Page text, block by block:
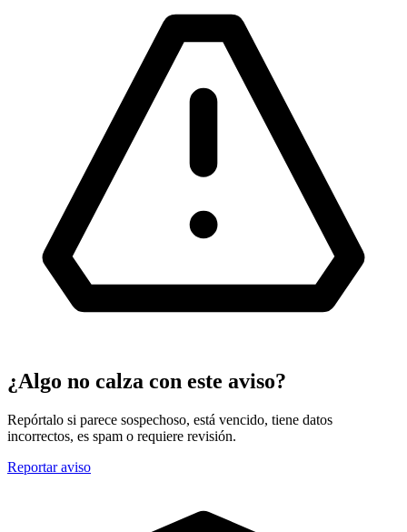
¿Algo no calza con este aviso?
Repórtalo si parece sospechoso, está vencido, tiene datos
incorrectos, es spam o requiere revisión.
Reportar aviso